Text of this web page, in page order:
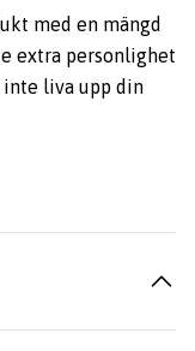
med en mängd
extra personlighet
liva upp din